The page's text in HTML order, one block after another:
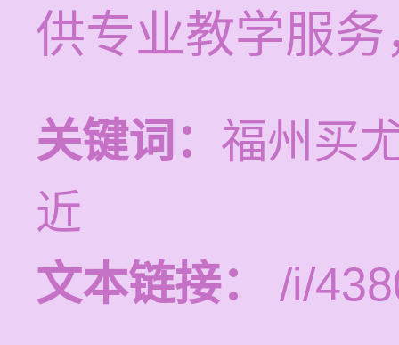
供专业教学服
关键词： 福州买
近
文本链接：
/i/